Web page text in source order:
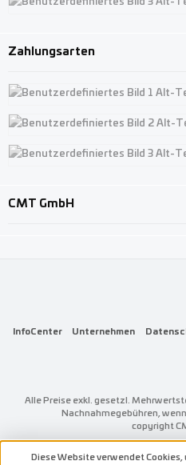
Zahlungsarten
Benutzerdefiniertes Bild 1
Benutzerdefiniertes Bild 2
CMT GmbH
InfoCenter Unternehmen
Alle Preise exkl. gesetzl.
Nachnahmegebühren,
copyright
Diese Website verwendet